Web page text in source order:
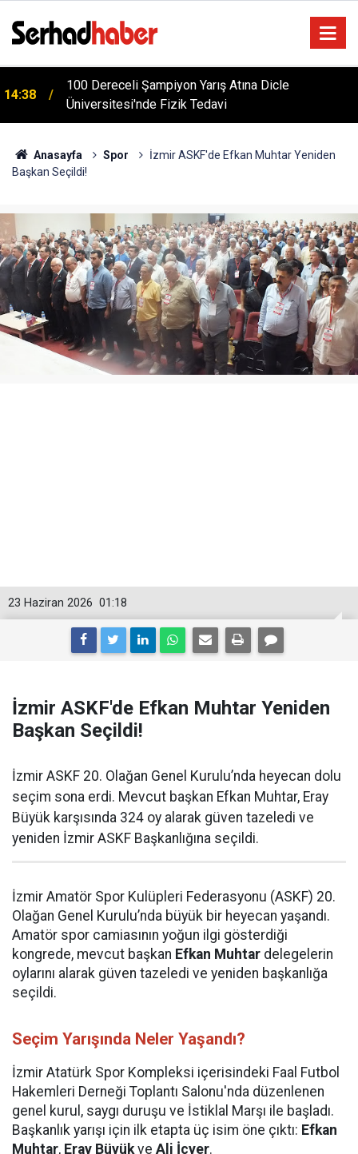
14:38
100 Dereceli Şampiyon Yarış Atına Dicle
Üniversitesi'nde Fizik Tedavi
Anasayfa Spor
İzmir ASKF'de Efkan Muhtar Yeniden
Başkan Seçildi!
01:18
23 Haziran 2026
İzmir ASKF'de Efkan Muhtar Yeniden
Başkan Seçildi!
İzmir ASKF 20. Olağan Genel Kurulu’nda heyecan dolu
seçim sona erdi. Mevcut başkan Efkan Muhtar, Eray
Büyük karşısında 324 oy alarak güven tazeledi ve
yeniden İzmir ASKF Başkanlığına seçildi.
İzmir Amatör Spor Kulüpleri Federasyonu (ASKF) 20.
Olağan Genel Kurulu’nda büyük bir heyecan yaşandı.
Amatör spor camiasının yoğun ilgi gösterdiği
kongrede, mevcut başkan Efkan Muhtar delegelerin
oylarını alarak güven tazeledi ve yeniden başkanlığa
seçildi.
Seçim Yarışında Neler Yaşandı?
İzmir Atatürk Spor Kompleksi içerisindeki Faal Futbol
Hakemleri Derneği Toplantı Salonu'nda düzenlenen
genel kurul, saygı duruşu ve İstiklal Marşı ile başladı.
Başkanlık yarışı için ilk etapta üç isim öne çıktı: Efkan
Muhtar, Eray Büyükve Ali İçyer.